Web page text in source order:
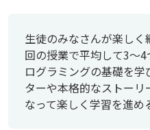
生徒のみなさんが楽し
回の授業で平均して3～
ログラミングの基礎を
ターや本格的なストー
なって楽しく学習を進め